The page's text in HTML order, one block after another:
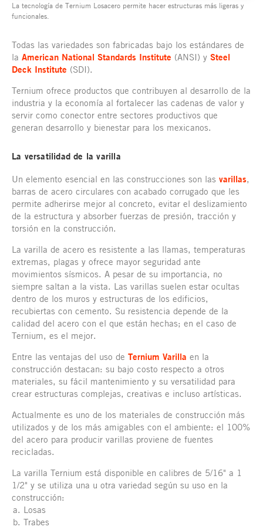
La tecnología de Ternium Losacero permite hacer estructuras más ligeras y
funcionales.
Todas las variedades son fabricadas bajo los estándares de
la American National Standards Institute (ANSI) y Steel
Deck Institute (SDI).
Ternium ofrece productos que contribuyen al desarrollo de la
industria y la economía al fortalecer las cadenas de valor y
servir como conector entre sectores productivos que
generan desarrollo y bienestar para los mexicanos.
La versatilidad de la varilla
Un elemento esencial en las construcciones son las varillas,
barras de acero circulares con acabado corrugado que les
permite adherirse mejor al concreto, evitar el deslizamiento
de la estructura y absorber fuerzas de presión, tracción y
torsión en la construcción.
La varilla de acero es resistente a las llamas, temperaturas
extremas, plagas y ofrece mayor seguridad ante
movimientos sísmicos. A pesar de su importancia, no
siempre saltan a la vista. Las varillas suelen estar ocultas
dentro de los muros y estructuras de los edificios,
recubiertas con cemento. Su resistencia depende de la
calidad del acero con el que están hechas; en el caso de
Ternium, es el mejor.
Entre las ventajas del uso de Ternium Varilla en la
construcción destacan: su bajo costo respecto a otros
materiales, su fácil mantenimiento y su versatilidad para
crear estructuras complejas, creativas e incluso artísticas.
Actualmente es uno de los materiales de construcción más
utilizados y de los más amigables con el ambiente: el 100%
del acero para producir varillas proviene de fuentes
recicladas.
La varilla Ternium está disponible en calibres de 5/16" a 1
1/2" y se utiliza una u otra variedad según su uso en la
construcción:
Losas
Trabes